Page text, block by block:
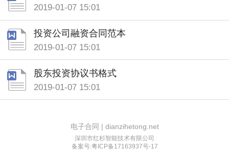
2019-01-07 15:01
投资公司融资合同范本
2019-01-07 15:01
股东投资协议书格式
2019-01-07 15:01
电子合同 | dianzihetong.net
深圳市红杉智能技术有限公司
备案号:粤ICP备17163937号-17